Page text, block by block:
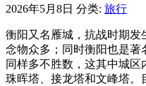
2026年5月8日 分类: 旅行
衡阳又名雁城，抗战时期发
念物众多；同时衡阳也是
同样多不胜数，这其中城区
珠晖塔、接龙塔和文峰塔。